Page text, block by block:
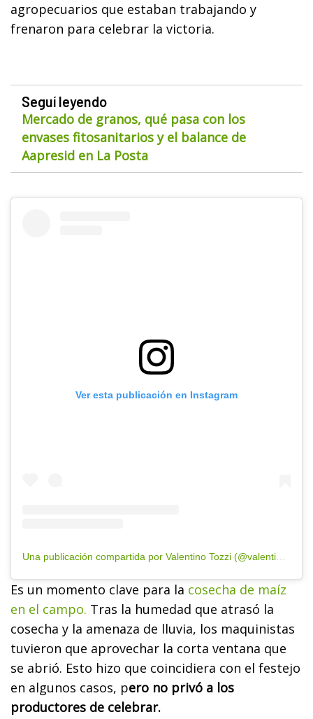
agropecuarios que estaban trabajando y
frenaron para celebrar la victoria.
Seguí leyendo
Mercado de granos, qué pasa con los
envases fitosanitarios y el balance de
Aapresid en La Posta
Ver esta publicación en Instagram
Es un momento clave para la cosecha de maíz
en el campo. Tras la humedad que atrasó la
cosecha y la amenaza de lluvia, los maquinistas
tuvieron que aprovechar la corta ventana que
se abrió. Esto hizo que coincidiera con el festejo
en algunos casos, pero no privó a los
productores de celebrar.